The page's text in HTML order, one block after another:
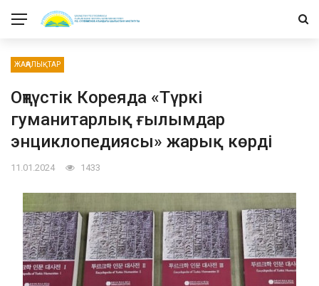
ЖАҢАЛЫҚТАР
Оңтүстік Кореяда «Түркі
гуманитарлық ғылымдар
энциклопедиясы» жарық көрді
11.01.2024 1433